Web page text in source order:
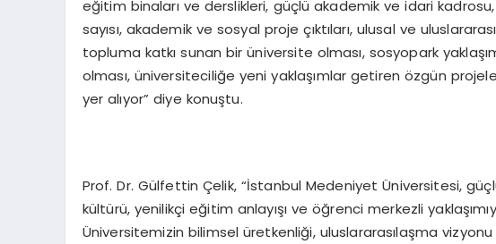
eğitim binaları ve derslikleri, güçlü akademik ve idari
sayısı, akademik ve sosyal proje çıktıları, ulusal ve
topluma katkı sunan bir üniversite olması, sosyopark
olması, üniversiteciliğe yeni yaklaşımlar getiren özgün
yer alıyor” diye konuştu.
Prof. Dr. Gülfettin Çelik, “İstanbul Medeniyet Üniversitesi,
kültürü, yenilikçi eğitim anlayışı ve öğrenci merkezli
Üniversitemizin bilimsel üretkenliği, uluslararasılaşma